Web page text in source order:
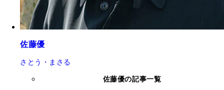
佐藤優
さとう・まさる
佐藤優の記事一覧